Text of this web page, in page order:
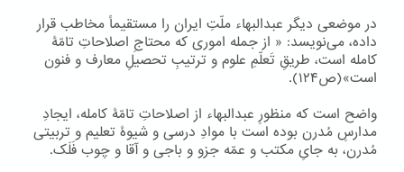
در موضعی دیگر عبدالبهاء ملّتِ ایران را مستقیماً مخاطب قرار
داده، می‌نویسد: « از جمله اموری که محتاجِ اصلاحاتِ تامّۀ
کامله است، طریقِ تَعلّمِ علوم و ترتیبِ تحصیلِ معارف و فنون
است»(ص۱۲۴).
واضح است که منظورِ عبدالبهاء از اصلاحاتِ تامّۀ کامله، ایجادِ
مدارسِ مُدرن بوده است با موادِ درسی و شیوۀ تعلیم و تربیتی
مُدرن، به جایِ مکتب و عمّه جزو و باجی و آقا و چوب فَلَک.